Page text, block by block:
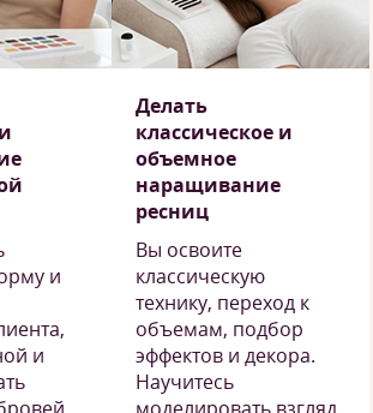
и
и
Делать
классическое и
объемное
наращивание
ресниц
Вы освоите
классическую
технику, переход к
объемам, подбор
эффектов и декора.
Научитесь